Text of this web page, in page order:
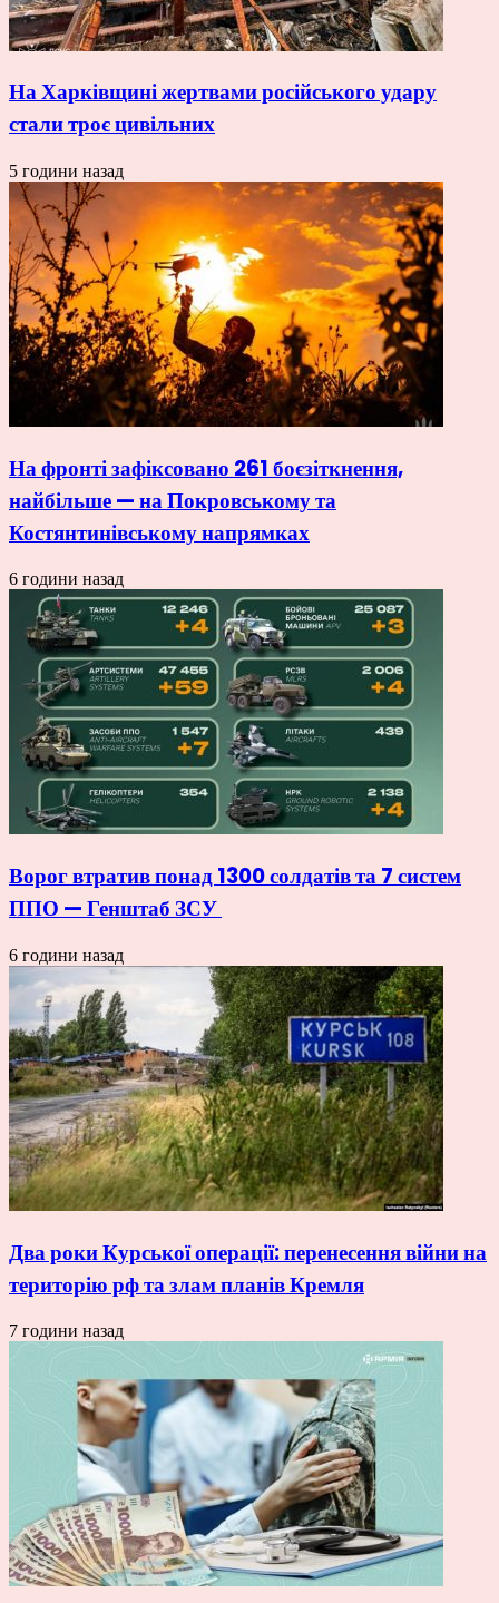
На Харківщині жертвами російського удару
стали троє цивільних
5 години назад
На фронті зафіксовано 261 боєзіткнення,
найбільше — на Покровському та
Костянтинівському напрямках
6 години назад
Ворог втратив понад 1300 солдатів та 7 систем
ППО — Генштаб ЗСУ
6 години назад
Два роки Курської операції: перенесення війни на
територію рф та злам планів Кремля
7 години назад